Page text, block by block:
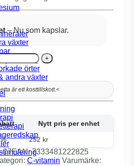
växter
örter
andra växter
– Nu som kapslar.
är ett kosttillskott.<
Nytt pris per enhet
252 kr
27EAN: 7333481222825
C-vitamin Varumärke: